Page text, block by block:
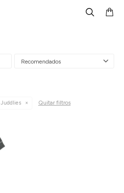
Recomendados
Juddlies Quitar filtros